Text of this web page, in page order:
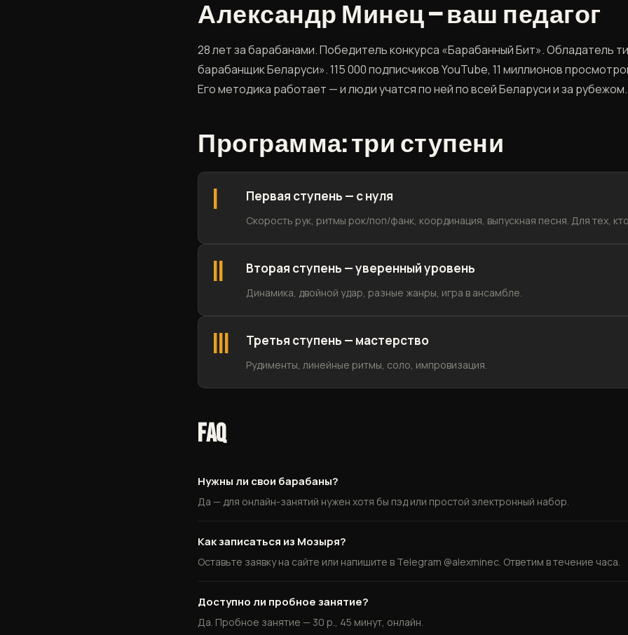
Александр Минец — ваш педагог
28 лет за барабанами. Победитель конкурса «Барабанный Бит». Обладатель
барабанщик Беларуси». 115 000 подписчиков YouTube, 11 миллионов
Его методика работает — и люди учатся по ней по всей Беларуси и за рубежом.
Программа: три ступени
I Первая ступень — с нуля
Скорость рук, ритмы рок/поп/фанк, координация, выпускная песня. Для тех,
II Вторая ступень — уверенный уровень
Динамика, двойной удар, разные жанры, игра в ансамбле.
III Третья ступень — мастерство
Рудименты, линейные ритмы, соло, импровизация.
FAQ
Нужны ли свои барабаны?
Да — для онлайн-занятий нужен хотя бы пэд или простой электронный набор.
Как записаться из Мозыря?
Оставьте заявку на сайте или напишите в Telegram @alexminec. Ответим в течение часа.
Доступно ли пробное занятие?
Да. Пробное занятие — 30 р., 45 минут, онлайн.